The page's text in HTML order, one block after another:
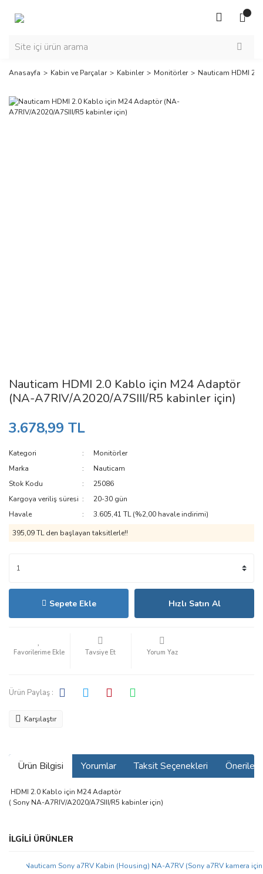
Anasayfa Kabin ve Parçalar Kabinler Monitörler Nauticam HDMI
Nauticam HDMI 2.0 Kablo için M24 Adaptör
(NA-A7RIV/A2020/A7SIII/R5 kabinler için)
3.678,99 TL
Kategori
Monitörler
Marka
Nauticam
Stok Kodu
25086
Kargoya veriliş süresi
20-30 gün
Havale
3.605,41 TL (%2,00 havale indirimi)
395,09 TL den başlayan taksitlerle!!
Sepete Ekle Hızlı Satın Al
Tavsiye Et Yorum Yaz
Ürün Paylaş :
Karşılaştır
Ürün Bilgisi Yorumlar Taksit Seçenekleri
HDMI 2.0 Kablo için M24 Adaptör
( Sony NA-A7RIV/A2020/A7SIII/R5 kabinler için)
Bu ürünün fiyat bilgisi, resim, ürün açıklamalarında ve diğer
konularda yetersiz gördüğünüz noktaları öneri formunu kullanarak
Görüş ve önerileriniz için teşekkür ederiz.
İLGİLİ ÜRÜNLER